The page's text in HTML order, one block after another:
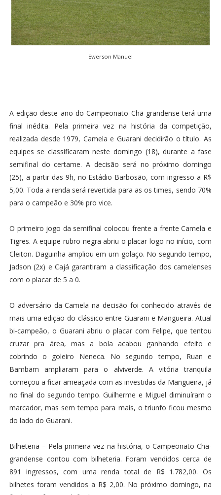
Ewerson Manuel
A edição deste ano do Campeonato Chã-grandense terá uma
final inédita. Pela primeira vez na história da competição,
realizada desde 1979, Camela e Guarani decidirão o título. As
equipes se classificaram neste domingo (18), durante a fase
semifinal do certame. A decisão será no próximo domingo
(25), a partir das 9h, no Estádio Barbosão, com ingresso a R$
5,00. Toda a renda será revertida para as os times, sendo 70%
para o campeão e 30% pro vice.
O primeiro jogo da semifinal colocou frente a frente Camela e
Tigres. A equipe rubro negra abriu o placar logo no início, com
Cleiton. Daguinha ampliou em um golaço. No segundo tempo,
Jadson (2x) e Cajá garantiram a classificação dos camelenses
com o placar de 5 a 0.
O adversário da Camela na decisão foi conhecido através de
mais uma edição do clássico entre Guarani e Mangueira. Atual
bi-campeão, o Guarani abriu o placar com Felipe, que tentou
cruzar pra área, mas a bola acabou ganhando efeito e
cobrindo o goleiro Neneca. No segundo tempo, Ruan e
Bambam ampliaram para o alviverde. A vitória tranquila
começou a ficar ameaçada com as investidas da Mangueira, já
no final do segundo tempo. Guilherme e Miguel diminuíram o
marcador, mas sem tempo para mais, o triunfo ficou mesmo
do lado do Guarani.
Bilheteria – Pela primeira vez na história, o Campeonato Chã-
grandense contou com bilheteria. Foram vendidos cerca de
891 ingressos, com uma renda total de R$ 1.782,00. Os
bilhetes foram vendidos a R$ 2,00. No próximo domingo, na